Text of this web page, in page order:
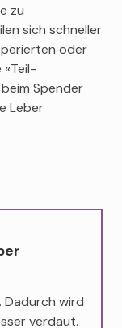
zu
sich schneller
oder
Spender
Leber
wird
verdaut.